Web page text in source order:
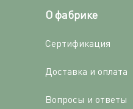
О фабрике
Сертификация
Доставка и оплата
Вопросы и ответы